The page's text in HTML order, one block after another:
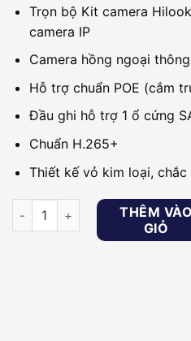
Trọn bộ Kit camera
camera IP
Camera hồng ngoại
Hỗ trợ chuẩn POE (cắm
Đầu ghi hỗ trợ 1 ổ cứng
Chuẩn H.265+
Thiết kế vỏ kim loại, chắc
Bộ kit 4 camera IP Hilook IK-
THÊM VÀO
GIỎ